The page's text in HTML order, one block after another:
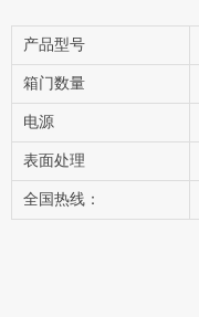
产品型号
箱门数量
电源
表面处理
全国热线：